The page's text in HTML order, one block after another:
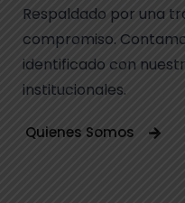
Respaldado por una
compromiso.
identificado con
institucionales.
Quienes Somos